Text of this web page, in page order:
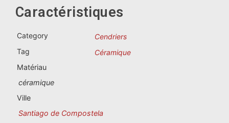
La Coruña
Alicante
Caractéristiques
Category
Cendriers
Tag
Céramique
Matériau
céramique
Ville
Santiago de Compostela